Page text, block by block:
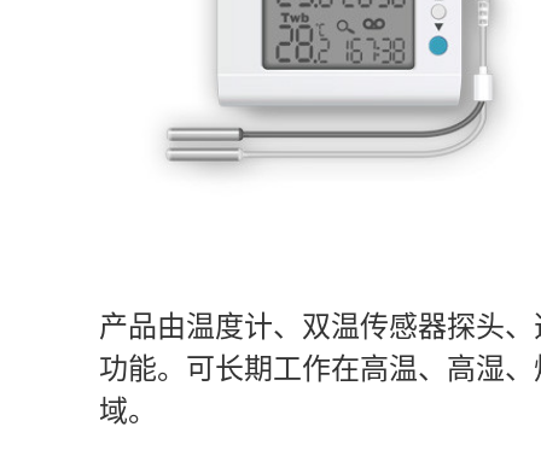
产品由温度计、双温传感器探头
功能。可长期工作在高温、高湿
域。